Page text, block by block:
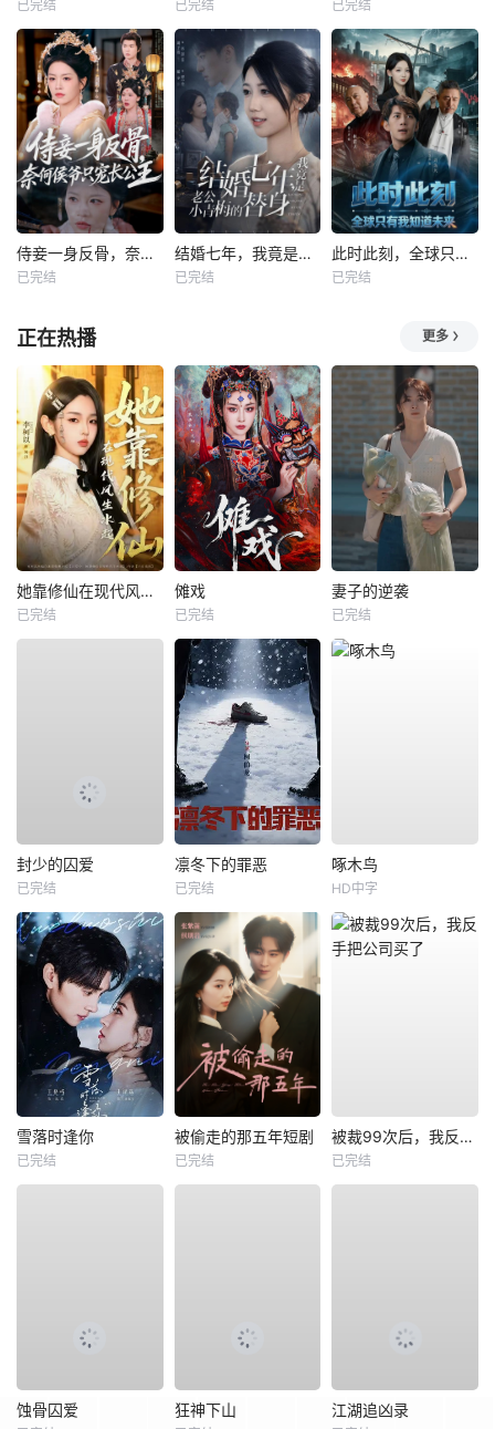
已完结 已完结 已完结
侍妾一身反骨，奈何侯爷只宠长公主
已完结
结婚七年，我竟是老公小青梅的替身
已完结
此时此刻，全球只有我知道未来
已完结
正在热播 更多
她靠修仙在现代风生水起
已完结
傩戏
已完结
妻子的逆袭
已完结
封少的囚爱
已完结
凛冬下的罪恶
已完结
啄木鸟
HD中字
雪落时逢你
已完结
被偷走的那五年短剧
已完结
被裁99次后，我反手把公司买了
已完结
蚀骨囚爱 狂神下山 江湖追凶录